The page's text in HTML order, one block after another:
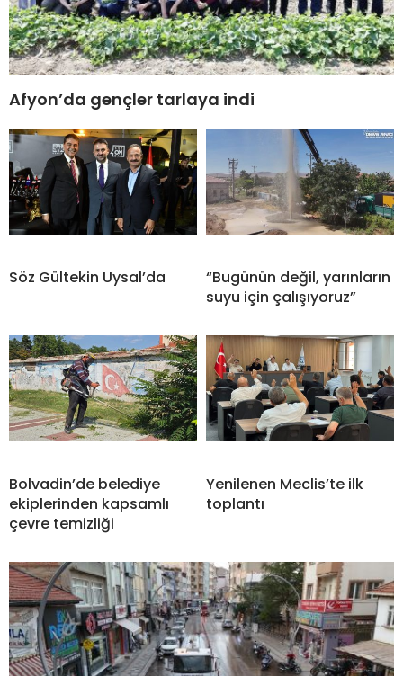
Afyon’da gençler tarlaya indi
Söz Gültekin Uysal’da
“Bugünün değil, yarınların
suyu için çalışıyoruz”
Bolvadin’de belediye
ekiplerinden kapsamlı
çevre temizliği
Yenilenen Meclis’te ilk
toplantı